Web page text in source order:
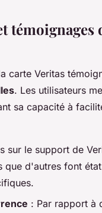
témoignages
carte Veritas
. Les utilisateurs
sa capacité à
sur le support de
d'autres font
: Par rapport à